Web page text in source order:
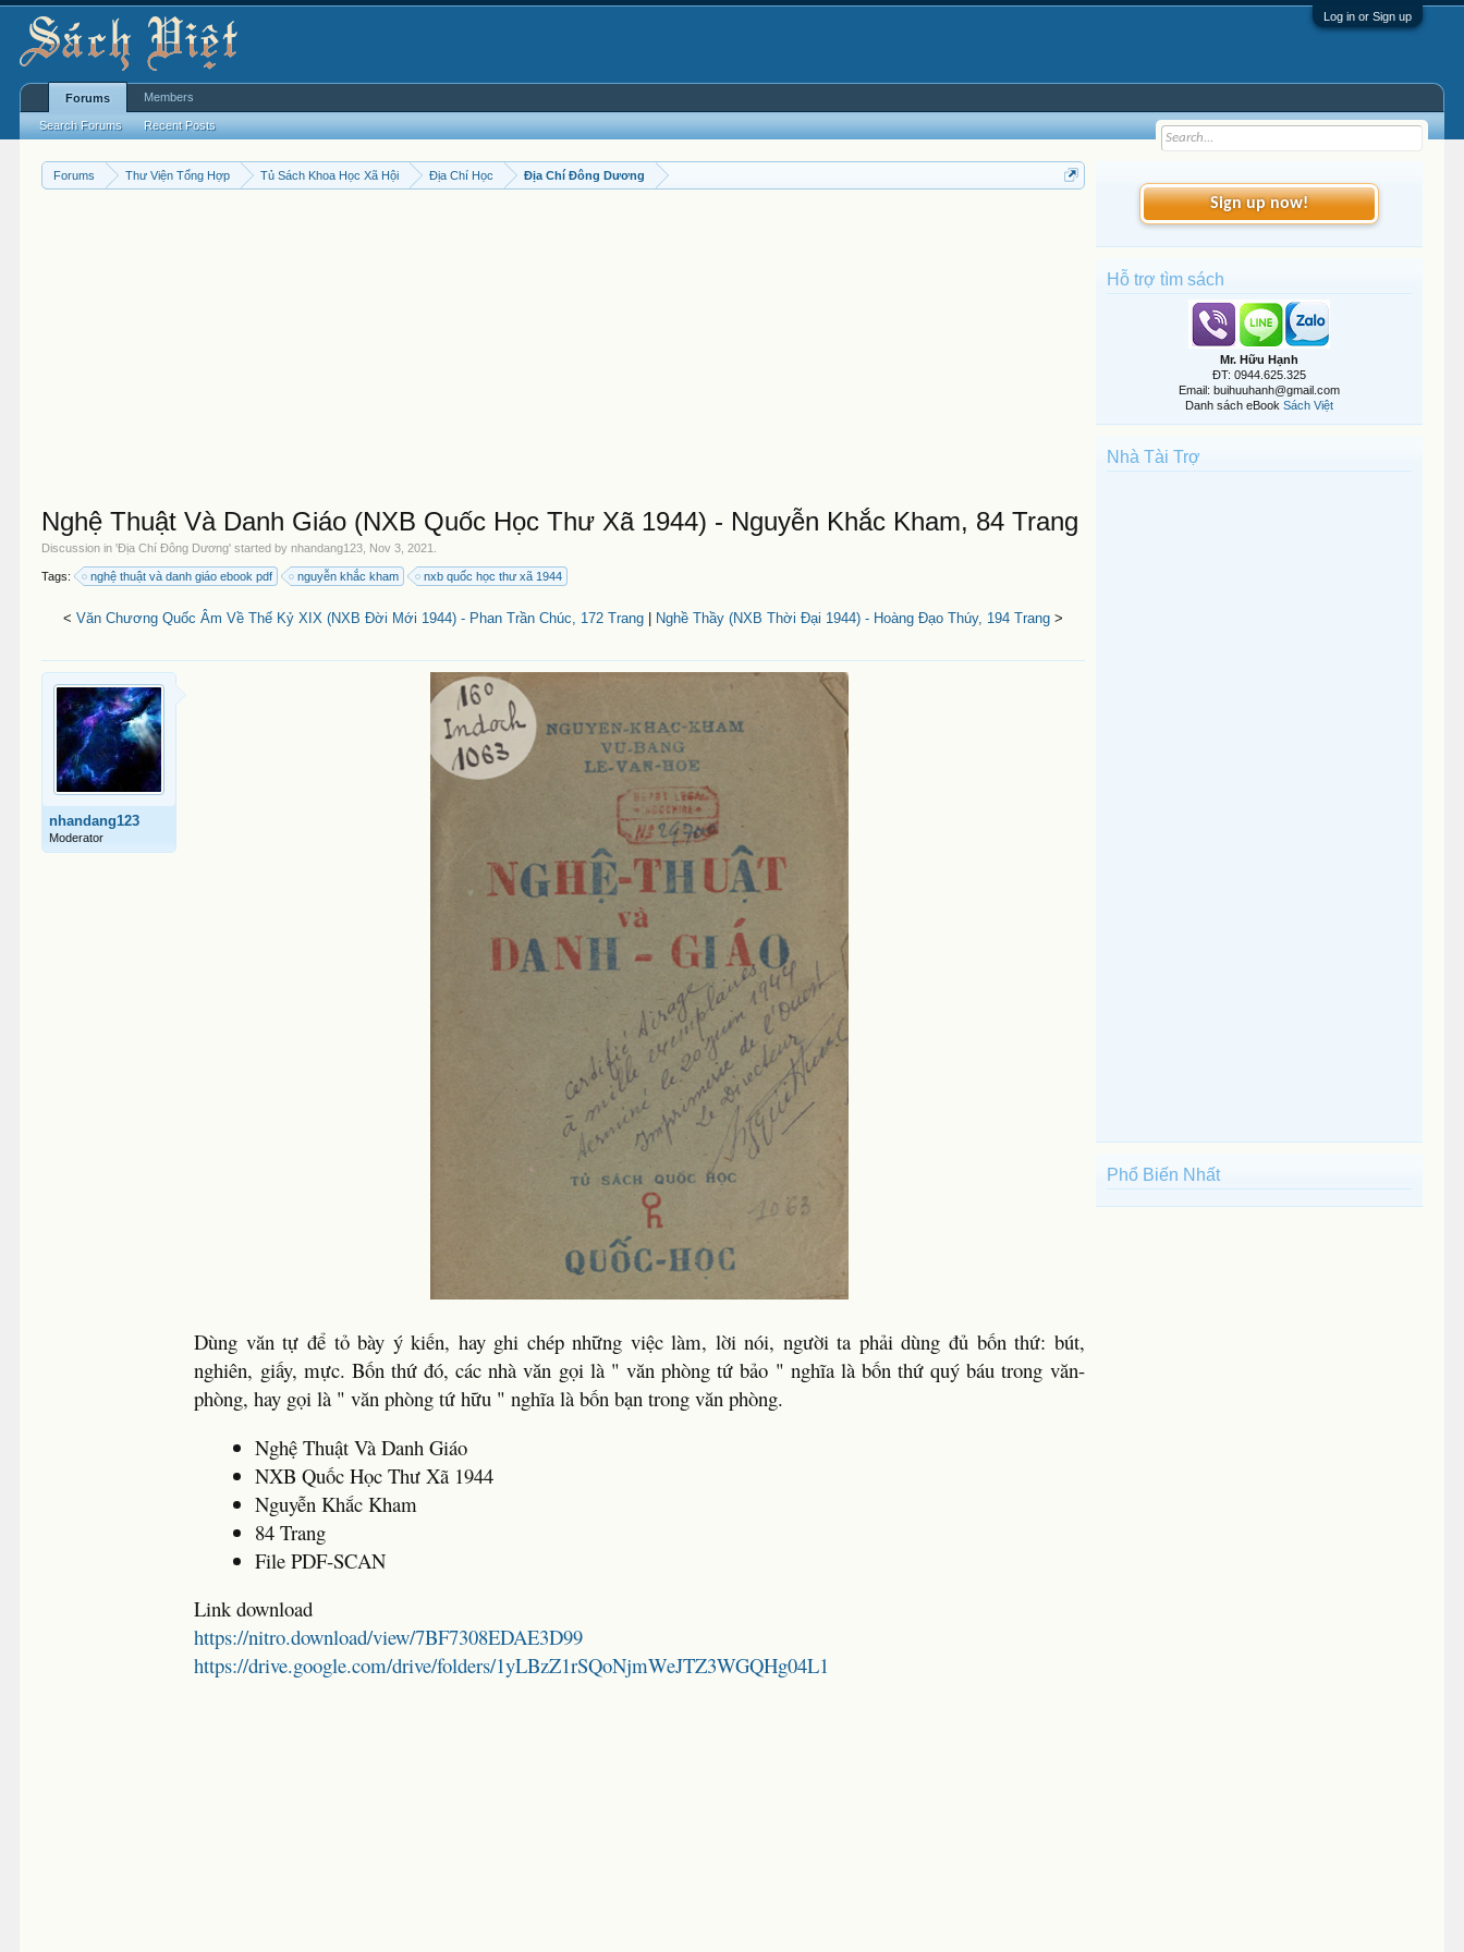
Log in or Sign up
Forums Thư Viện Tổng Hợp Tủ Sách Khoa Học Xã Hội Địa Chí Học Địa Chí Đông Dương
Nghệ Thuật Và Danh Giáo (NXB Quốc Học Thư Xã 1944) - Nguyễn Khắc Kham, 84 Trang
Discussion in 'Địa Chí Đông Dương' started bynhandang123 Nov 3, 2021
Tags: nghệ thuật và danh giáo ebook pdf nguyễn khắc kham nxb quốc học thư xã 1944
< Văn Chương Quốc Âm Về Thế Kỷ XIX (NXB Đời Mới 1944) - Phan Trần Chúc, 172 Trang Nghề Thầy (NXB Thời Đại 1944) - Hoàng Đạo Thúy, 194 Trang >
nhandang123
Moderator
Dùng văn tự để tỏ bày ý kiến, hay ghi chép những việc làm, lời nói, người ta phải dùng đủ bốn thứ: bút,
nghiên, giấy, mực. Bốn thứ đó, các nhà văn gọi là " văn phòng tứ bảo " nghĩa là bốn thứ quý báu trong văn-
phòng, hay gọi là " văn phòng tứ hữu " nghĩa là bốn bạn trong văn phòng.
Nghệ Thuật Và Danh Giáo
NXB Quốc Học Thư Xã 1944
Nguyễn Khắc Kham
84 Trang
File PDF-SCAN
Link download
https://nitro.download/view/7BF7308EDAE3D99
https://drive.google.com/drive/folders/1yLBzZ1rSQoNjmWeJTZ3WGQHg04L1
Sign up now!
Hỗ trợ tìm sách
Mr. Hữu Hạnh
ĐT: 0944.625.325
Email: buihuuhanh@gmail.com
Danh sách eBook Sách Việt
Nhà Tài Trợ
Phổ Biến Nhất
Forums
Search Forums Recent Posts
Members